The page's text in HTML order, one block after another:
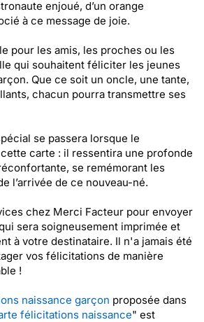
enjoué, d’un orange
à ce message de joie.
pour les amis, les proches ou les
qui souhaitent féliciter les jeunes
Que ce soit un oncle, une tante,
chacun pourra transmettre ses
se passera lorsque le
carte : il ressentira une profonde
se remémorant les
l’arrivée de ce nouveau-né.
chez Merci Facteur pour envoyer
sera soigneusement imprimée et
à votre destinataire. Il n'a jamais été
vos félicitations de manière
!
naissance garçon proposée dans
félicitations naissance" est